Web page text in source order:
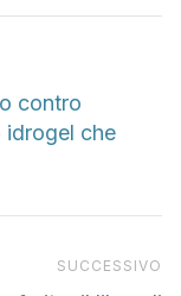
contro
idrogel che
SUCCESSIVO